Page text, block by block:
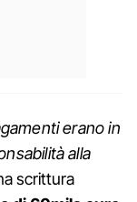
erano in
alla
scrittura